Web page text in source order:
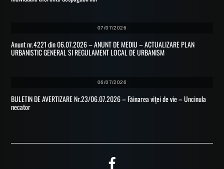
07/07/2026
Anunt nr.4221 din 06.07.2026 – ANUNT DE MEDIU – ACTUALIZARE PLAN
URBANISTIC GENERAL SI REGULAMENT LOCAL DE URBANISM
06/07/2026
BULETIN DE AVERTIZARE Nr.23/06.07.2026 – Făinarea viței de vie – Uncinula
necator